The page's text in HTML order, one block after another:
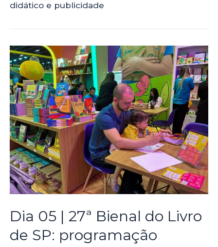
didático e publicidade
Dia 05 | 27ª Bienal do Livro
de SP: programação